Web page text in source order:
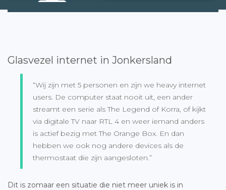
Glasvezel internet in Jonkersland
“Wij zijn met 5 personen en zijn we heavy internet
users. De computer staat nooit uit, een ander
streamt een serie als The Legend of Korra, of kijkt
via digitale TV naar RTL 4 en weer iemand anders
is actief bezig met The Orange Box. En dan
hebben we ook nog andere devices als de
thermostaat die zijn aangesloten.”
Dit is zomaar een situatie die niet meer uniek is in